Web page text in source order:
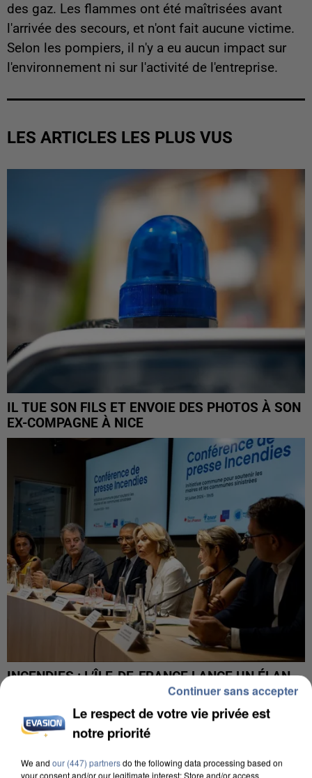
des gaz. Les flammes ont été maîtrisées avant
l'arrivée des secours, et n'ont fait aucune victime.
Selon les pompiers, il n'y a eu aucun impact sur
l'environnement ni sur l'activité de l'entreprise.
LES ARTICLES LES PLUS VUS
IL TUE SON FILS ET ENVOIE DES PHOTOS À SON
EX-COMPAGNE À NICE
INCENDIES : L’ÎLE-DE-FRANCE LANCE UN ÉLAN
DE SOLIDARITÉ AVEC LES...
Le respect de votre vie privée est
notre priorité
We and our (447) partnersdo the following data processing based on
your consent and/or our legitimate interest: Store and/or access
Continuer sans accepter